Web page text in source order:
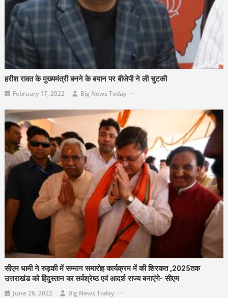
हरीश रावत के मुख्यमंत्री बनने के बयान पर बीजेपी ने ली चुटकी
February 17, 2022 Big News Today
सीएम धामी ने रुड़की में सम्मान समारोह कार्यक्रम में की शिरकत ,2025तक
उत्तराखंड को हिंदुस्तान का सर्वश्रेष्ठ एवं आदर्श राज्य बनाएंगे- सीएम
June 26, 2022 Big News Today